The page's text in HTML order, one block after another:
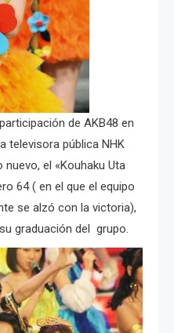
de AKB48 en
televisora pública NHK
el «Kouhaku Uta
64 ( en el que el equipo
se alzó con la victoria),
graduación del grupo.